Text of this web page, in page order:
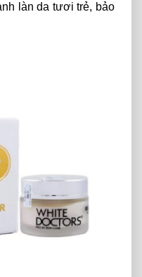
làn da tươi trẻ, bảo